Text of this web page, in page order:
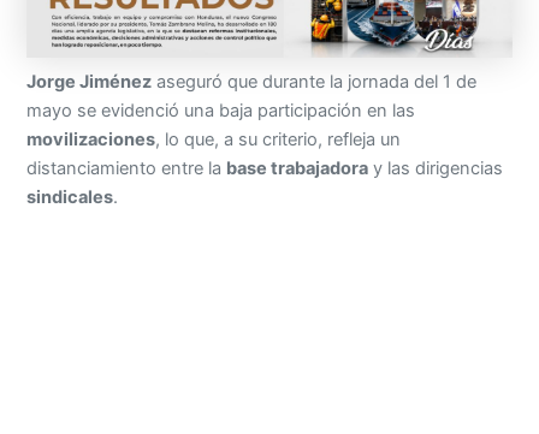
Jorge Jiménez aseguró que durante la jornada del 1 de
mayo se evidenció una baja participación en las
movilizaciones, lo que, a su criterio, refleja un
distanciamiento entre la base trabajadora y las dirigencias
sindicales.